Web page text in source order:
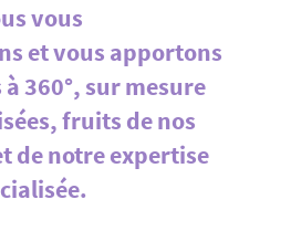
vous
et vous apportons
360°, sur mesure
fruits de nos
de notre expertise